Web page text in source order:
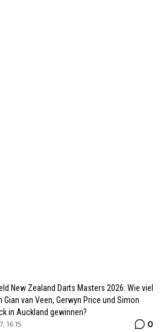
New Zealand Darts Masters 2026: Wie viel
Gian van Veen, Gerwyn Price und Simon
in Auckland gewinnen?
16:15 0